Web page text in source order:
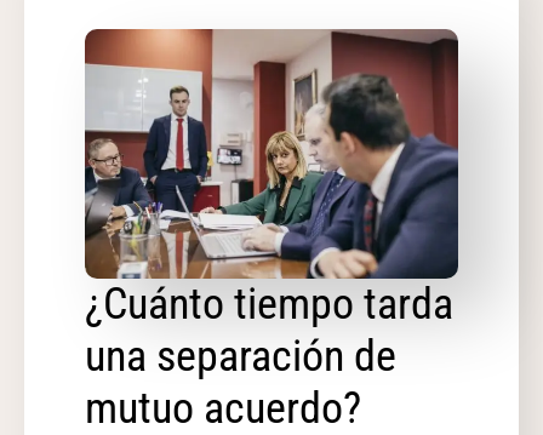
¿Cuánto tiempo tarda
una separación de
mutuo acuerdo?